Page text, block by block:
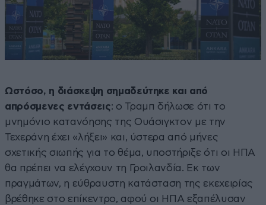
Ωστόσο, η διάσκεψη σημαδεύτηκε και από
απρόσμενες εντάσεις: ο Τραμπ δήλωσε ότι το
μνημόνιο κατανόησης της Ουάσιγκτον με την
Τεχεράνη έχει «λήξει» και, ύστερα από μήνες
σχετικής σιωπής για το θέμα, υποστήριξε ότι οι ΗΠΑ
θα πρέπει να ελέγχουν τη Γροιλανδία. Εκ των
πραγμάτων, η εύθραυστη κατάσταση της εκεχειρίας
βρέθηκε στο επίκεντρο, αφού οι ΗΠΑ εξαπέλυσαν